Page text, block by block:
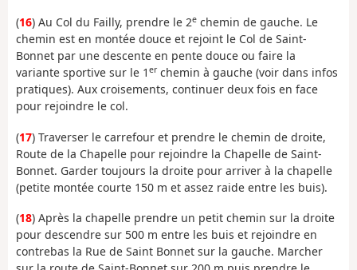
(16) Au Col du Failly, prendre le 2e chemin de gauche. Le
chemin est en montée douce et rejoint le Col de Saint-
Bonnet par une descente en pente douce ou faire la
variante sportive sur le 1 er chemin à gauche (voir dans infos
pratiques). Aux croisements, continuer deux fois en face
pour rejoindre le col.
(17) Traverser le carrefour et prendre le chemin de droite,
Route de la Chapelle pour rejoindre la Chapelle de Saint-
Bonnet. Garder toujours la droite pour arriver à la chapelle
(petite montée courte 150 m et assez raide entre les buis).
(18) Après la chapelle prendre un petit chemin sur la droite
pour descendre sur 500 m entre les buis et rejoindre en
contrebas la Rue de Saint Bonnet sur la gauche. Marcher